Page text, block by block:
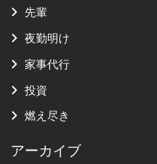
先輩
夜勤明け
家事代行
投資
燃え尽き
アーカイブ